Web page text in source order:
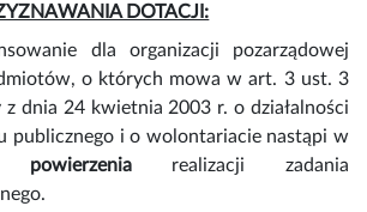
DOTACJI:
dla organizacji pozarządowej
o których mowa w art. 3 ust. 3
z dnia 24 kwietnia 2003 r. o działalności
publicznego i o wolontariacie nastąpi w
powierzenia realizacji zadania